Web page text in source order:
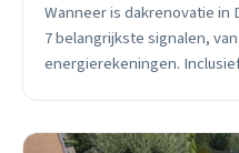
Wanneer is dakrenovatie in
7 belangrijkste signalen,
energierekeningen.